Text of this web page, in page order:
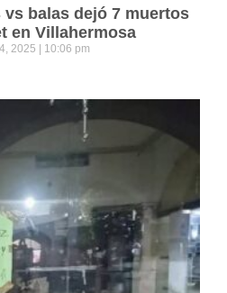
balas dejó 7 muertos
en Villahermosa
2025 10:06 pm